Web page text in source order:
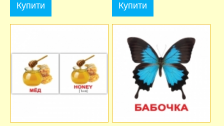
Купити Купити